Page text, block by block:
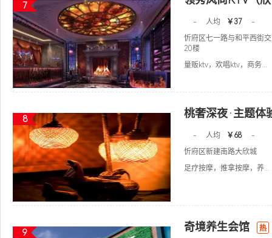
7
- 人均 ￥37
-
忻府区七一路与和平西街
20楼
量贩ktv，欢唱ktv，商务...
8 桃奢深夜·主题体
- 人均 ￥68
-
忻府区新建南路大欣城
足疗按摩，推拿按摩，养...
9 奇境养生会馆 热